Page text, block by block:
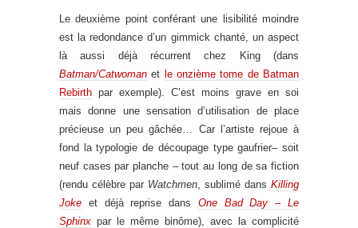
Le deuxième point conférant une lisibilité moindre
est la redondance d’un gimmick chanté, un aspect
là aussi déjà récurrent chez King (dans
Batman/Catwoman et le onzième tome de Batman
Rebirth par exemple). C’est moins grave en soi
mais donne une sensation d’utilisation de place
précieuse un peu gâchée… Car l’artiste rejoue à
fond la typologie de découpage type gaufrier– soit
neuf cases par planche – tout au long de sa fiction
(rendu célèbre par Watchmen , sublimé dans Killing
Joke et déjà reprise dans One Bad Day – Le
Sphinx par le même binôme), avec la complicité